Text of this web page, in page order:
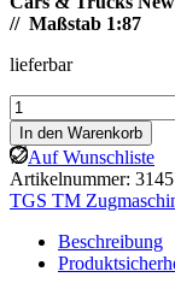
// Maßstab 1:87
lieferbar
Herpa:
MAN
TGS
TM
Zugm.
mit
verkehrsrot
Menge
In den Warenkorb
Auf Wunschliste
Artikelnummer:
TGS TM
Beschreibung